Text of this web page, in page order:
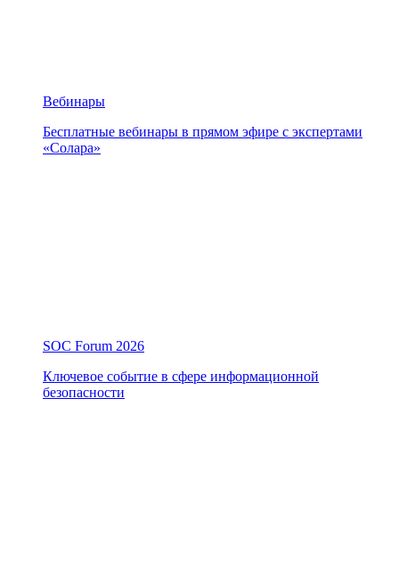
Вебинары
Бесплатные вебинары в прямом эфире с экспертами
«Солара»
SOC Forum 2026
Ключевое событие в сфере информационной
безопасности